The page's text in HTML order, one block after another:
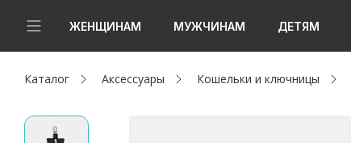
ЖЕНЩИНАМ МУЖЧИНАМ ДЕТЯМ
Новинки
Женщинам
Каталог Аксессуары Кошельки и ключницы